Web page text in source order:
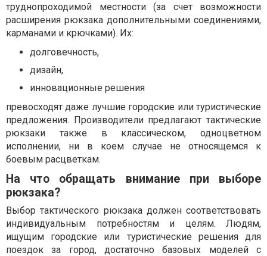
труднопроходимой местности (за счет возможности
расширения рюкзака дополнительными соединениями,
карманами и крючками). Их:
долговечность,
дизайн,
инновационные решения
превосходят даже лучшие городские или туристические
предложения. Производители предлагают тактические
рюкзаки также в классическом, одноцветном
исполнении, ни в коем случае не относящемся к
боевым расцветкам.
На что обращать внимание при выборе
рюкзака?
Выбор тактического рюкзака должен соответствовать
индивидуальным потребностям и целям. Людям,
ищущим городские или туристические решения для
поездок за город, достаточно базовых моделей с